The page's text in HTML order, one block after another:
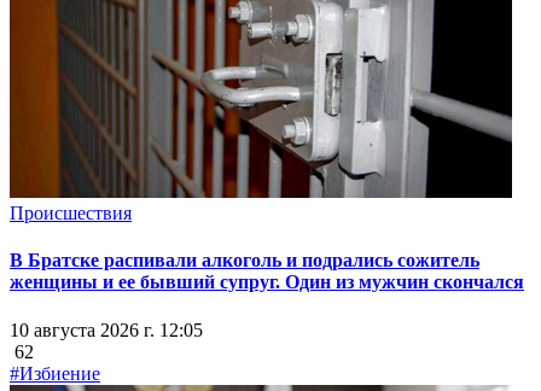
Происшествия
В Братске распивали алкоголь и подрались сожитель
женщины и ее бывший супруг. Один из мужчин скончался
10 августа 2026 г. 12:05
62
#Избиение